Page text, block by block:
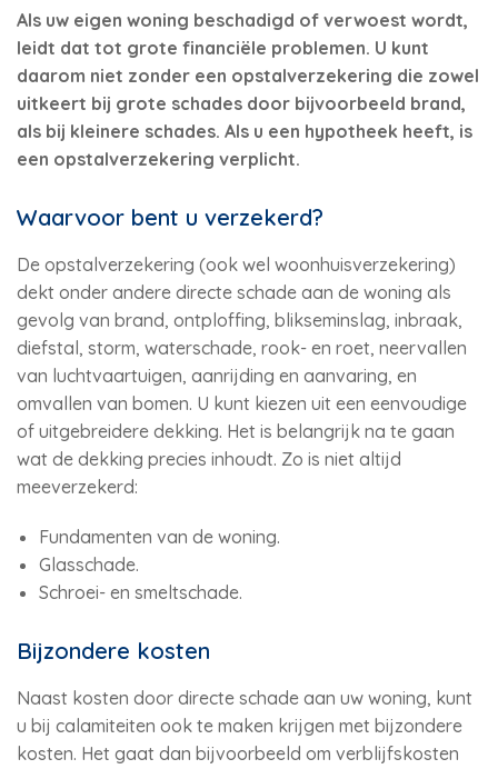
Als uw eigen woning beschadigd of verwoest wordt,
leidt dat tot grote financiële problemen. U kunt
daarom niet zonder een opstalverzekering die zowel
uitkeert bij grote schades door bijvoorbeeld brand,
als bij kleinere schades. Als u een hypotheek heeft, is
een opstalverzekering verplicht.
Waarvoor bent u verzekerd?
De opstalverzekering (ook wel woonhuisverzekering)
dekt onder andere directe schade aan de woning als
gevolg van brand, ontploffing, blikseminslag, inbraak,
diefstal, storm, waterschade, rook- en roet, neervallen
van luchtvaartuigen, aanrijding en aanvaring, en
omvallen van bomen. U kunt kiezen uit een eenvoudige
of uitgebreidere dekking. Het is belangrijk na te gaan
wat de dekking precies inhoudt. Zo is niet altijd
meeverzekerd:
Fundamenten van de woning.
Glasschade.
Schroei- en smeltschade.
Bijzondere kosten
Naast kosten door directe schade aan uw woning, kunt
u bij calamiteiten ook te maken krijgen met bijzondere
kosten. Het gaat dan bijvoorbeeld om verblijfskosten